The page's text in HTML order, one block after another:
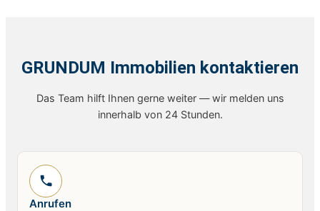
GRUNDUM Immobilien kontaktieren
Das Team hilft Ihnen gerne weiter — wir melden uns
innerhalb von 24 Stunden.
Anrufen